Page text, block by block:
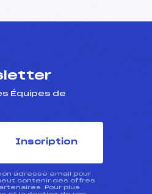
Équipes de
Inscription
adresse email pour
contenir des offres
Pour plus